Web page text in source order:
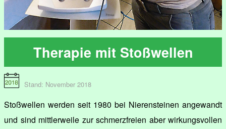
Therapie mit Stoßwellen
Stand: November 2018
Stoßwellen werden seit 1980 bei Nierensteinen angewandt
und sind mittlerweile zur schmerzfreien aber wirkungsvollen